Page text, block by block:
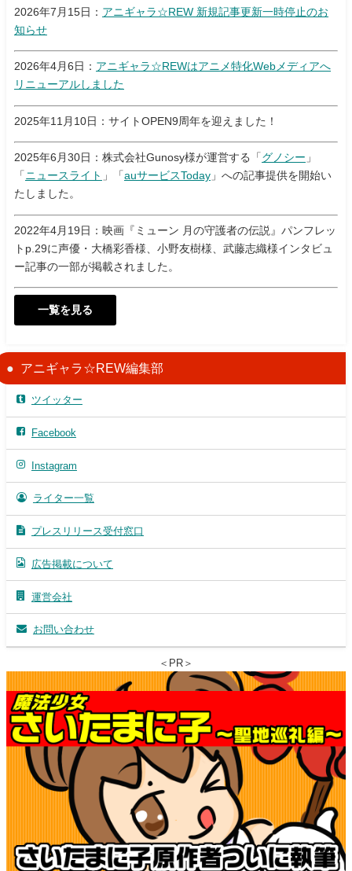
2026年7月15日： アニギャラ☆REW 新規記事更新一時停止のお
知らせ
2026年4月6日： アニギャラ☆REWはアニメ特化Webメディアへ
リニューアルしました
2025年11月10日：サイトOPEN9周年を迎えました！
2025年6月30日：株式会社Gunosy様が運営する「 グノシー 」
「 ニュースライト 」「 auサービスToday 」への記事提供を開始い
たしました。
2022年4月19日：映画『ミューン 月の守護者の伝説』パンフレッ
トp.29に声優・大橋彩香様、小野友樹様、武藤志織様インタビュ
ー記事の一部が掲載されました。
一覧を見る
アニギャラ☆REW編集部
ツイッター
Facebook
Instagram
ライター一覧
プレスリリース受付窓口
広告掲載について
運営会社
お問い合わせ
＜PR＞